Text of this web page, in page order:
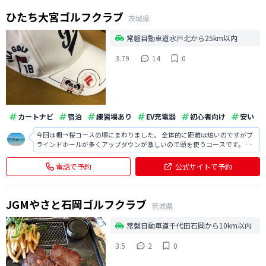
ひたち大宮ゴルフクラブ 茨城県
常磐自動車道水戸北から25km以内
3.79
14 0
カートナビ 宿泊 練習場あり EV充電器 初心者向け 安い
今回は楓→桜コースの順にまわりました。 全体的に距離は短いのですがブ
ラインドホールが多くアップダウンが激しいので頭を使うコースです。 で
も桜コースにはレディースティーですがなんと60yのチャンスショートホー
ルがあってラッキーw いつ行ってもスコアはまとまらないけどまた行きま
す！
電話で予約 公式サイトで予約
JGMやさと石岡ゴルフクラブ 茨城県
常磐自動車道千代田石岡から10km以内
3.5
2 0